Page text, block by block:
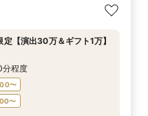
感動チャペル体験＆貸切邸
〜
約
ったり見学*大聖堂×選べる2
約
りたいことだけ体験♪
〜
約
りに♪話題のナイトW体
〜
約
【演出30万＆ギフト1万】
分程度
〜
〜